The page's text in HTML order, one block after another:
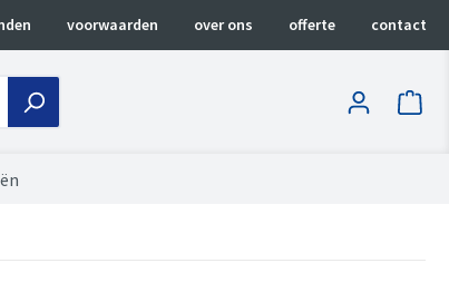
voorwaarden over ons offerte contact